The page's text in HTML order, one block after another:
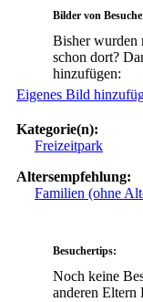
Bilder von
Bisher wurden
schon dort?
hinzufügen:
Eigenes Bild
Kategorie(n):
Freizeitpark
Altersempfehlung:
Familien (ohne
Besuchertips:
Noch keine
anderen Eltern